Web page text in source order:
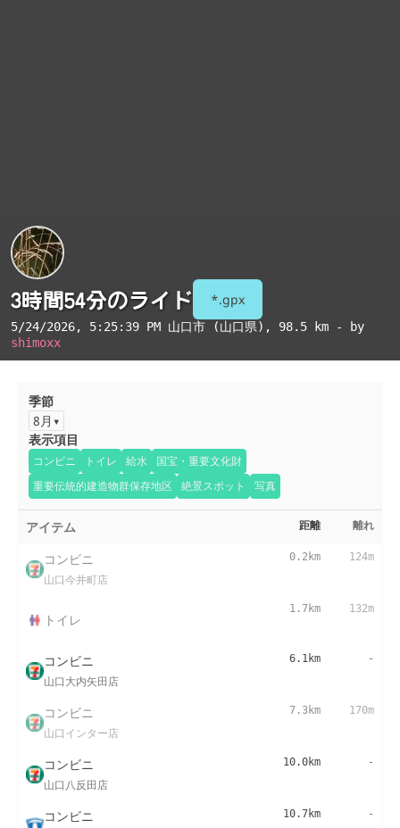
3時間54分のライド *.gpx
5/24/2026, 5:25:39 PM 山口市 (山口県) , 98.5 km - by
shimoxx
季節
8月
表示項目
コンビニ トイレ 給水
国宝・重要文化財
重要伝統的建造物群保存地区
絶景スポット 写真
アイテム 距離 離れ
コンビニ
山口今井町店
0.2km 124m
トイレ
1.7km 132m
コンビニ
山口大内矢田店
6.1km -
コンビニ
山口インター店
7.3km 170m
コンビニ
山口八反田店
10.0km -
コンビニ 10.7km -